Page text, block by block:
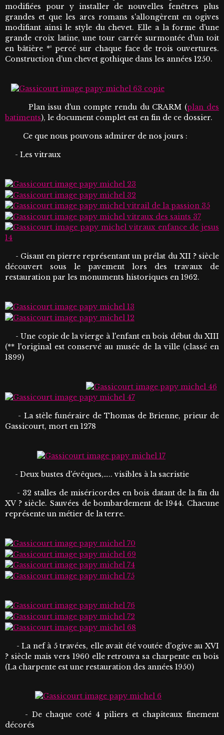
modifiées pour y installer de nouvelles fenêtres plus
grandes et que les arcs romans s'allongèrent en ogives
modifiant ainsi le style du chevet. Elle a la forme d'une
grande croix latine, une tour carrée surmontée d'un toit
en bâtière *² percé sur chaque face de trois ouvertures.
Construction d'un chevet gothique dans les années 1250.
Plan issu d'un compte rendu du CRARM (plan des
batiments), le document complet est en fin de ce dossier.
Ce que nous pouvons admirer de nos jours :
- Les vitraux
- Gisant en pierre représentant un prélat du XII ? siècle
découvert sous le pavement lors des travaux de
restauration par les monuments historiques en 1962.
- Une copie de la vierge à l'enfant en bois début du XIII
(** l'original est conservé au musée de la ville (classé en
1899)
- La stèle funéraire de Thomas de Brienne, prieur de
Gassicourt, mort en 1278
- Deux bustes d'évêques,….. visibles à la sacristie
- 32 stalles de miséricordes en bois datant de la fin du
XV ? siècle. Sauvées de bombardement de 1944. Chacune
représente un métier de la terre.
- La nef à 5 travées, elle avait été voutée d'ogive au XVI
? siècle mais vers 1960 elle retrouva sa charpente en bois
(La charpente est une restauration des années 1950)
- De chaque coté 4 piliers et chapiteaux finement
décorés